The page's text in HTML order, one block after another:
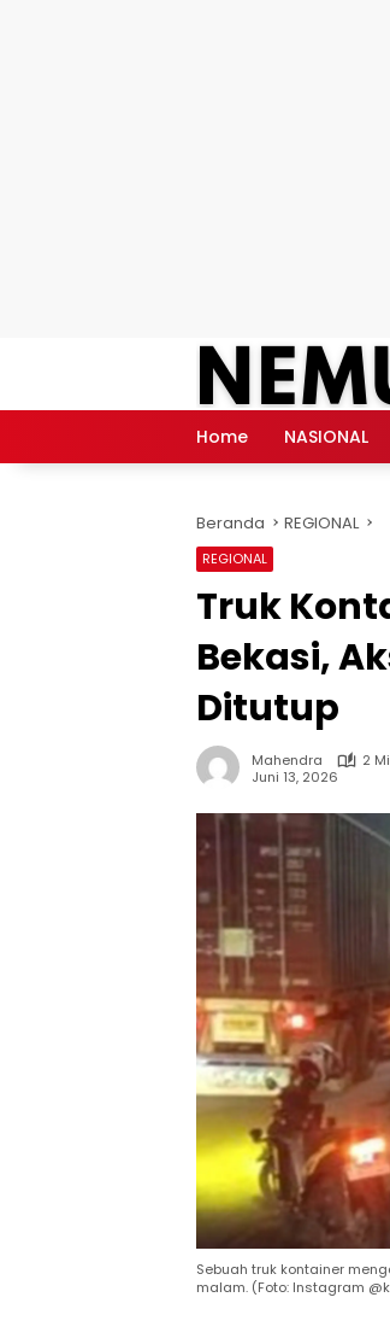
Home NASIONAL
Beranda REGIONAL
REGIONAL
Truk
Bekasi,
Ditutup
Mahendra
2
Juni 13, 2026
Sebuah truk kontainer
malam. (Foto: Instagram